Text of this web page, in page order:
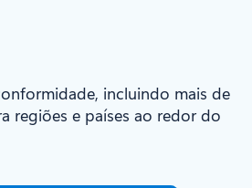
incluindo mais de
regiões e países ao redor do